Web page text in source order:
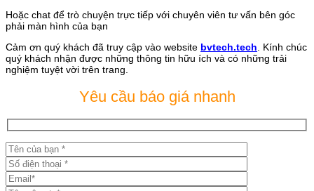
Hoặc chat để trò chuyện trực tiếp với chuyên viên tư vấn bên góc
phải màn hình của bạn
Cảm ơn quý khách đã truy cập vào website bvtech.tech. Kính chúc
quý khách nhận được những thông tin hữu ích và có những trải
nghiệm tuyệt vời trên trang.
Yêu cầu báo giá nhanh